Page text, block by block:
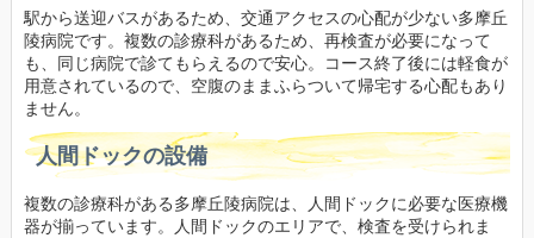
駅から送迎バスがあるため、交通アクセスの心配が少ない多摩丘
陵病院です。複数の診療科があるため、再検査が必要になって
も、同じ病院で診てもらえるので安心。コース終了後には軽食が
用意されているので、空腹のままふらついて帰宅する心配もあり
ません。
人間ドックの設備
複数の診療科がある多摩丘陵病院は、人間ドックに必要な医療機
器が揃っています。人間ドックのエリアで、検査を受けられま